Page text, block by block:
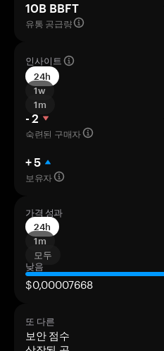
10B BBFT
유통 공급량
인사이트
24h
1w
1m
- 2
숙련된 구매자
+ 5
보유자
가격 성과
24h
1m
모두
낮음
$0,00007668
또 다른
보안 점수